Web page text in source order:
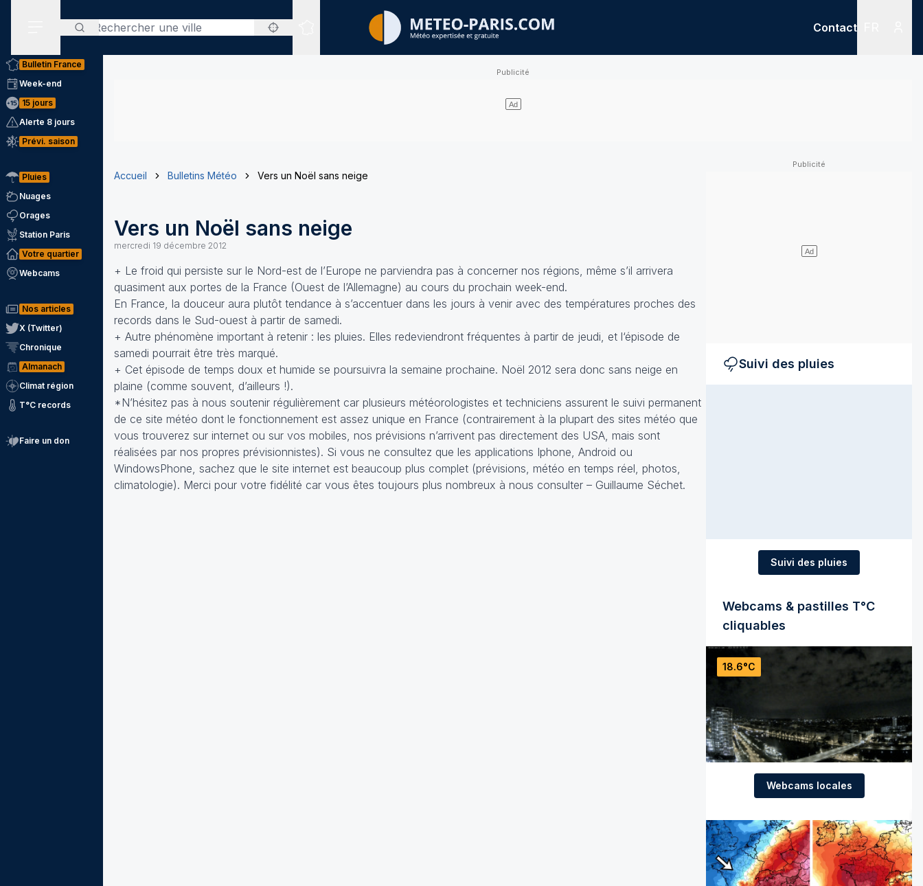
Rechercher
Sites expertisés
Contact
Bulletin France
Week-end
15 jours
Alerte 8 jours
Prévi. saison
Pluies
Nuages
Orages
Station Paris
Votre quartier
Webcams
Nos articles
X (Twitter)
Chronique
Almanach
Climat région
T°C records
Faire un don
Accueil Bulletins Météo Vers un Noël sans neige
Vers un Noël sans neige
mercredi 19 décembre 2012
+ Le froid qui persiste sur le Nord-est de l’Europe ne parviendra pas à concerner nos régions, même s’il arrivera
quasiment aux portes de la France (Ouest de l’Allemagne) au cours du prochain week-end.
En France, la douceur aura plutôt tendance à s’accentuer dans les jours à venir avec des températures proches des
records dans le Sud-ouest à partir de samedi.
+ Autre phénomène important à retenir : les pluies. Elles redeviendront fréquentes à partir de jeudi, et l‘épisode de
samedi pourrait être très marqué.
+ Cet épisode de temps doux et humide se poursuivra la semaine prochaine. Noël 2012 sera donc sans neige en
plaine (comme souvent, d’ailleurs !).
*N’hésitez pas à nous soutenir régulièrement car plusieurs météorologistes et techniciens assurent le suivi permanent
de ce site météo dont le fonctionnement est assez unique en France (contrairement à la plupart des sites météo que
vous trouverez sur internet ou sur vos mobiles, nos prévisions n’arrivent pas directement des USA, mais sont
réalisées par nos propres prévisionnistes). Si vous ne consultez que les applications Iphone, Android ou
WindowsPhone, sachez que le site internet est beaucoup plus complet (prévisions, météo en temps réel, photos,
climatologie). Merci pour votre fidélité car vous êtes toujours plus nombreux à nous consulter – Guillaume Séchet.
Suivi des pluies
Suivi des pluies
Webcams & pastilles T°C
cliquables
18.6°C
Webcams locales